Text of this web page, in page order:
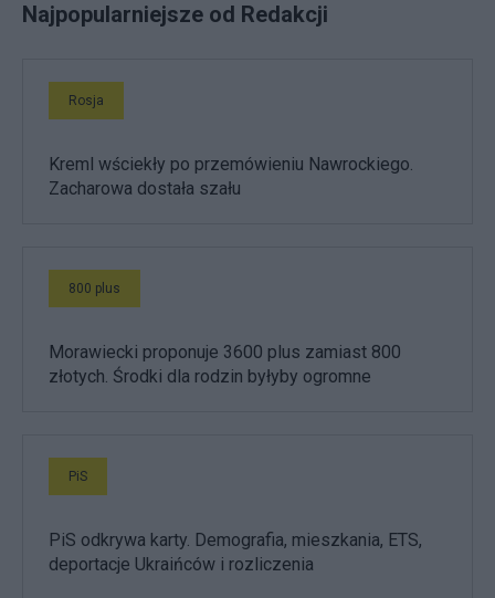
Najpopularniejsze od Redakcji
Rosja
Kreml wściekły po przemówieniu Nawrockiego.
Zacharowa dostała szału
800 plus
Morawiecki proponuje 3600 plus zamiast 800
złotych. Środki dla rodzin byłyby ogromne
PiS
PiS odkrywa karty. Demografia, mieszkania, ETS,
deportacje Ukraińców i rozliczenia